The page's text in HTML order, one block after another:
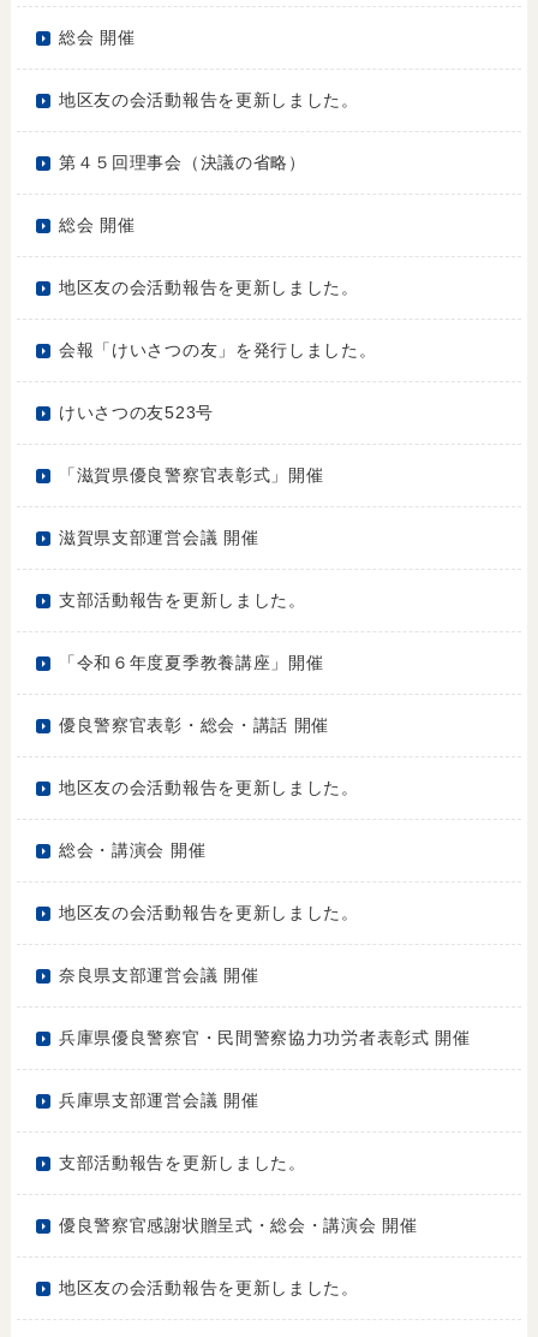
総会 開催
地区友の会活動報告を更新しました。
第４５回理事会（決議の省略）
総会 開催
地区友の会活動報告を更新しました。
会報「けいさつの友」を発行しました。
けいさつの友523号
「滋賀県優良警察官表彰式」開催
滋賀県支部運営会議 開催
支部活動報告を更新しました。
「令和６年度夏季教養講座」開催
優良警察官表彰・総会・講話 開催
地区友の会活動報告を更新しました。
総会・講演会 開催
地区友の会活動報告を更新しました。
奈良県支部運営会議 開催
兵庫県優良警察官・民間警察協力功労者表彰式 開催
兵庫県支部運営会議 開催
支部活動報告を更新しました。
優良警察官感謝状贈呈式・総会・講演会 開催
地区友の会活動報告を更新しました。